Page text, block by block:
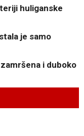
huliganske
je samo
zamršena i duboko